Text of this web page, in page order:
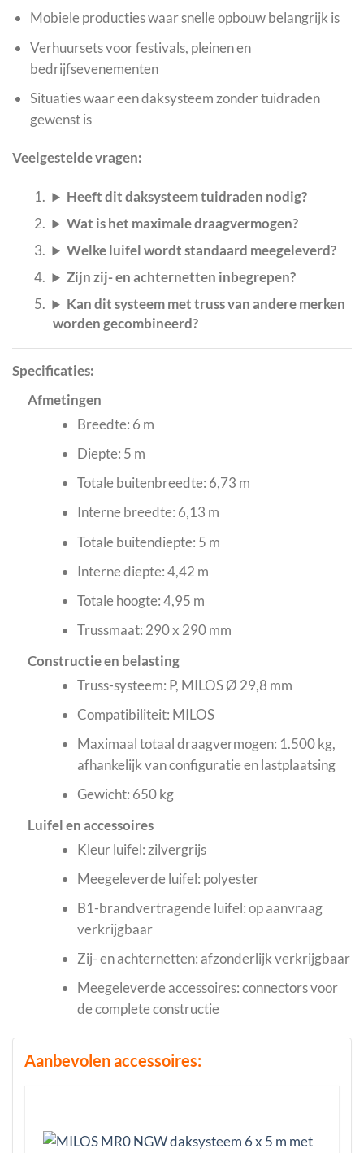
Mobiele producties waar snelle opbouw belangrijk is
Verhuursets voor festivals, pleinen en
bedrijfsevenementen
Situaties waar een daksysteem zonder tuidraden
gewenst is
Veelgestelde vragen:
Heeft dit daksysteem tuidraden nodig?
Wat is het maximale draagvermogen?
Welke luifel wordt standaard meegeleverd?
Zijn zij- en achternetten inbegrepen?
Kan dit systeem met truss van andere merken
worden gecombineerd?
Specificaties:
Afmetingen
Breedte: 6 m
Diepte: 5 m
Totale buitenbreedte: 6,73 m
Interne breedte: 6,13 m
Totale buitendiepte: 5 m
Interne diepte: 4,42 m
Totale hoogte: 4,95 m
Trussmaat: 290 x 290 mm
Constructie en belasting
Truss-systeem: P, MILOS Ø 29,8 mm
Compatibiliteit: MILOS
Maximaal totaal draagvermogen: 1.500 kg,
afhankelijk van configuratie en lastplaatsing
Gewicht: 650 kg
Luifel en accessoires
Kleur luifel: zilvergrijs
Meegeleverde luifel: polyester
B1-brandvertragende luifel: op aanvraag
verkrijgbaar
Zij- en achternetten: afzonderlijk verkrijgbaar
Meegeleverde accessoires: connectors voor
de complete constructie
Aanbevolen accessoires: